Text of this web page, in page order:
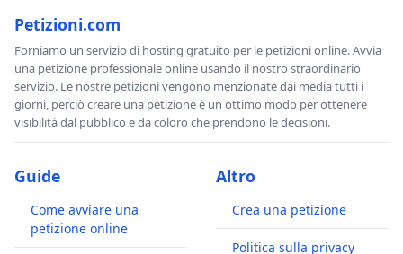
Petizioni.com
Forniamo un servizio di hosting gratuito per le petizioni online. Avvia
una petizione professionale online usando il nostro straordinario
servizio. Le nostre petizioni vengono menzionate dai media tutti i
giorni, perciò creare una petizione è un ottimo modo per ottenere
visibilità dal pubblico e da coloro che prendono le decisioni.
Guide
Come avviare una
petizione online
Altro
Crea una petizione
Politica sulla privacy